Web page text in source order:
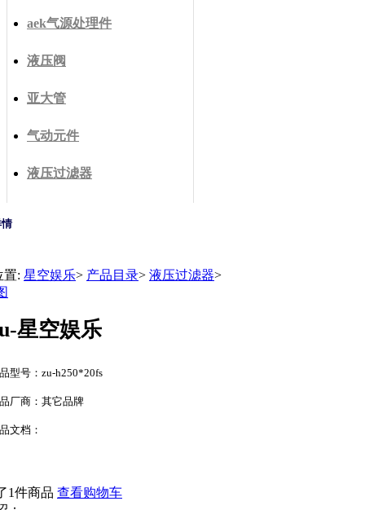
aek气源处理件
液压阀
亚大管
气动元件
液压过滤器
置: 星空娱乐> 产品目录> 液压过滤器>
星空娱乐
型号：zu-h250*20fs
厂商：其它品牌
文档：
1件商品 查看购物车